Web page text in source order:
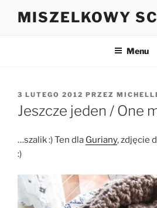
MISZELKOWY
Menu
OPUBLIKOWANE
W
3 LUTEGO 2012 PRZEZ
Jeszcze jeden / One
…szalik :) Ten dla Guriany, zdjęcie
:)